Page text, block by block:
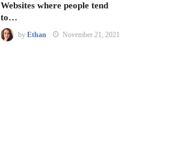
Websites where people tend
to…
by Ethan November 21, 2021